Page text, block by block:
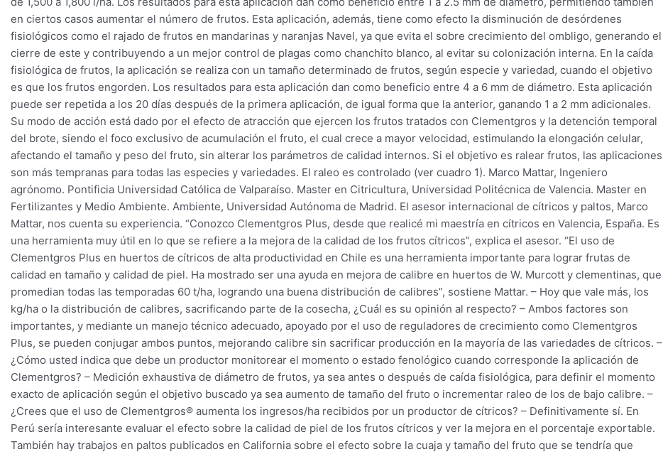
en ciertos casos aumentar el número de frutos. Esta aplicación, además, tiene como efecto la disminución de desórdenes
fisiológicos como el rajado de frutos en mandarinas y naranjas Navel, ya que evita el sobre crecimiento del ombligo, generando el
cierre de este y contribuyendo a un mejor control de plagas como chanchito blanco, al evitar su colonización interna. En la caída
fisiológica de frutos, la aplicación se realiza con un tamaño determinado de frutos, según especie y variedad, cuando el objetivo
es que los frutos engorden. Los resultados para esta aplicación dan como beneficio entre 4 a 6 mm de diámetro. Esta aplicación
puede ser repetida a los 20 días después de la primera aplicación, de igual forma que la anterior, ganando 1 a 2 mm adicionales.
Su modo de acción está dado por el efecto de atracción que ejercen los frutos tratados con Clementgros y la detención temporal
del brote, siendo el foco exclusivo de acumulación el fruto, el cual crece a mayor velocidad, estimulando la elongación celular,
afectando el tamaño y peso del fruto, sin alterar los parámetros de calidad internos. Si el objetivo es ralear frutos, las aplicaciones
son más tempranas para todas las especies y variedades. El raleo es controlado (ver cuadro 1). Marco Mattar, Ingeniero
agrónomo. Pontificia Universidad Católica de Valparaíso. Master en Citricultura, Universidad Politécnica de Valencia. Master en
Fertilizantes y Medio Ambiente. Ambiente, Universidad Autónoma de Madrid. El asesor internacional de cítricos y paltos, Marco
Mattar, nos cuenta su experiencia. “Conozco Clementgros Plus, desde que realicé mi maestría en cítricos en Valencia, España. Es
una herramienta muy útil en lo que se refiere a la mejora de la calidad de los frutos cítricos”, explica el asesor. “El uso de
Clementgros Plus en huertos de cítricos de alta productividad en Chile es una herramienta importante para lograr frutas de
calidad en tamaño y calidad de piel. Ha mostrado ser una ayuda en mejora de calibre en huertos de W. Murcott y clementinas, que
promedian todas las temporadas 60 t/ha, logrando una buena distribución de calibres”, sostiene Mattar. – Hoy que vale más, los
kg/ha o la distribución de calibres, sacrificando parte de la cosecha, ¿Cuál es su opinión al respecto? – Ambos factores son
importantes, y mediante un manejo técnico adecuado, apoyado por el uso de reguladores de crecimiento como Clementgros
Plus, se pueden conjugar ambos puntos, mejorando calibre sin sacrificar producción en la mayoría de las variedades de cítricos. –
¿Cómo usted indica que debe un productor monitorear el momento o estado fenológico cuando corresponde la aplicación de
Clementgros? – Medición exhaustiva de diámetro de frutos, ya sea antes o después de caída fisiológica, para definir el momento
exacto de aplicación según el objetivo buscado ya sea aumento de tamaño del fruto o incrementar raleo de los de bajo calibre. –
¿Crees que el uso de Clementgros® aumenta los ingresos/ha recibidos por un productor de cítricos? – Definitivamente sí. En
Perú sería interesante evaluar el efecto sobre la calidad de piel de los frutos cítricos y ver la mejora en el porcentaje exportable.
También hay trabajos en paltos publicados en California sobre el efecto sobre la cuaja y tamaño del fruto que se tendría que